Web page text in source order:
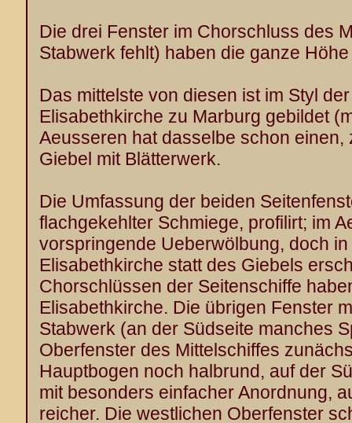
Die drei Fenster im Chorschluss des
Stabwerk fehlt) haben die ganze
Das mittelste von diesen ist im Styl
Elisabethkirche zu Marburg gebildet
Aeusseren hat dasselbe schon
Giebel mit Blätterwerk.
Die Umfassung der beiden
flachgekehlter Schmiege, profilirt; im
vorspringende Ueberwölbung, doch
Elisabethkirche statt des Giebels
Chorschlüssen der Seitenschiffe
Elisabethkirche. Die übrigen Fenster
Stabwerk (an der Südseite manches
Oberfenster des Mittelschiffes
Hauptbogen noch halbrund, auf der
mit besonders einfacher Anordnung,
reicher. Die westlichen Oberfenster